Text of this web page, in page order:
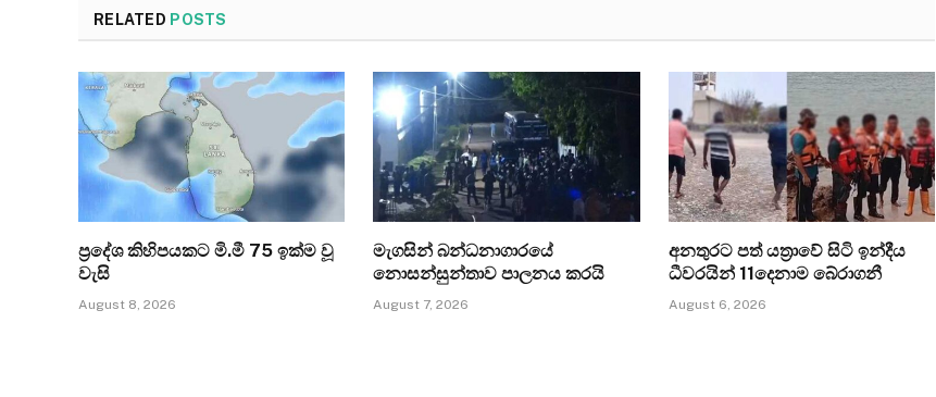
RELATED POSTS
ප්‍රදේශ කිහිපයකට මි.මී 75 ඉක්ම වූ
වැසි
August 8, 2026
මැගසින් බන්ධනාගාරයේ
නොසන්සුන්තාව පාලනය කරයි
August 7, 2026
අනතුරට පත් යත්‍රාවේ සිටි ඉන්දීය
ධීවරයින් 11දෙනාම බේරාගනී
August 6, 2026